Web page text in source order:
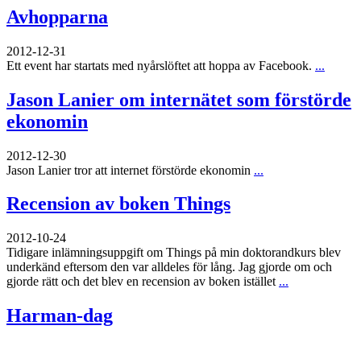
Avhopparna
2012-12-31
Ett event har startats med nyårslöftet att hoppa av Facebook. ...
Jason Lanier om internätet som förstörde
ekonomin
2012-12-30
Jason Lanier tror att internet förstörde ekonomin ...
Recension av boken Things
2012-10-24
Tidigare inlämningsuppgift om Things på min doktorandkurs blev
underkänd eftersom den var alldeles för lång. Jag gjorde om och
gjorde rätt och det blev en recension av boken istället ...
Harman-dag